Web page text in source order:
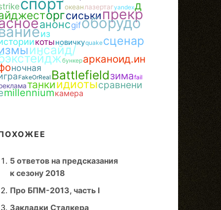
спортокеанлазертагyandexд
оргсиськипрекр
анонсgifоборудо
из
котыновичкуquakeсценар
инсайд/
бункерарканоид.ин
ночная
FakeOrReal Battlefieldзимаfail
танкиидиотысравнени
millenniumкамера
5 ответов на предсказания
к сезону 2018
Про БПМ-2013, часть I
Закладки Сталкера